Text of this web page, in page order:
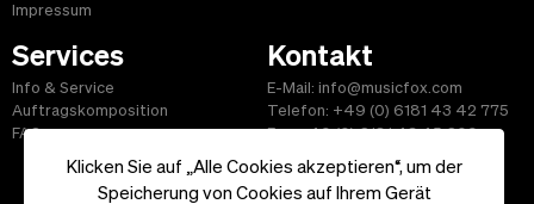
Klicken Sie auf „Alle Cookies akzeptieren“, um der
Speicherung von Cookies auf Ihrem Gerät
Impressum
Services
Info & Service
Auftragskomposition
FAQ
Kontakt
E-Mail: info@musicfox.com
Telefon: +49 (0) 6181 43 42 775
Fax: +49 (0) 6181 43 45 609